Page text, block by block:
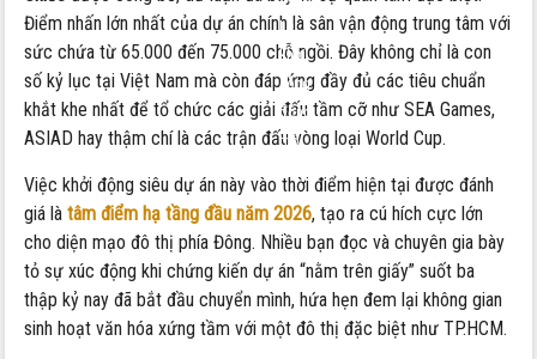
Lễ
khởi
công
động
thổ
TDTD
Rạch
Chiếc:
Cú
hích
cho
Điểm nhấn lớn nhất của dự án chính là sân vận động trung tâm với
sức chứa từ 65.000 đến 75.000 chỗ ngồi. Đây không chỉ là con
số kỷ lục tại Việt Nam mà còn đáp ứng đầy đủ các tiêu chuẩn
khắt khe nhất để tổ chức các giải đấu tầm cỡ như SEA Games,
ASIAD hay thậm chí là các trận đấu vòng loại World Cup.
Việc khởi động siêu dự án này vào thời điểm hiện tại được đánh
giá làtâm điểm hạ tầng đầu năm 2026, tạo ra cú hích cực lớn
cho diện mạo đô thị phía Đông. Nhiều bạn đọc và chuyên gia bày
tỏ sự xúc động khi chứng kiến dự án “nằm trên giấy” suốt ba
thập kỷ nay đã bắt đầu chuyển mình, hứa hẹn đem lại không gian
sinh hoạt văn hóa xứng tầm với một đô thị đặc biệt như TP.HCM.